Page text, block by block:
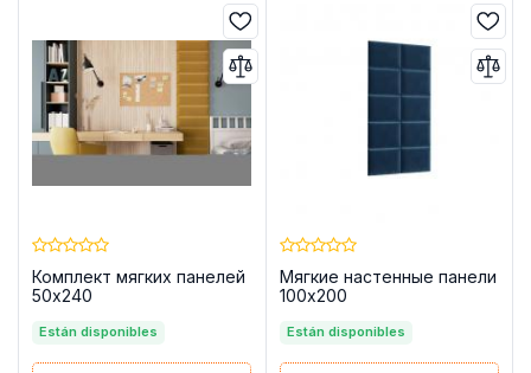
Комплект мягких панелей
50x240
Están disponibles
Мягкие настенные панели
100x200
Están disponibles